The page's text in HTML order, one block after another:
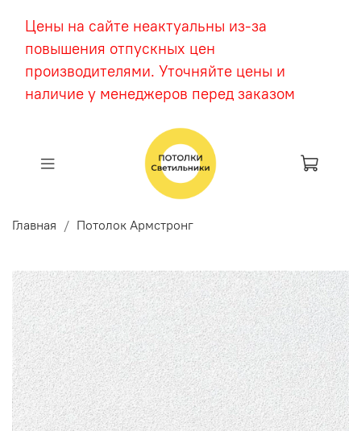
Цены на сайте неактуальны из-за
повышения отпускных цен
производителями. Уточняйте цены и
наличие у менеджеров перед заказом
Главная Потолок Армстронг